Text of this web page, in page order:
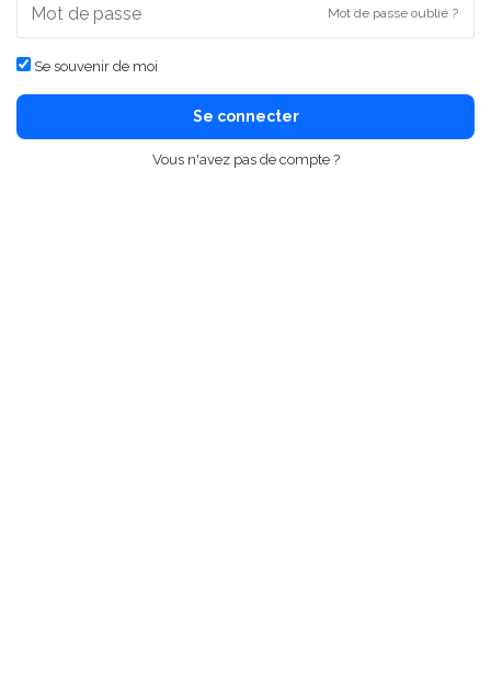
Mot de passe oublié ?
Se souvenir de moi
Se connecter
Vous n'avez pas de compte ?